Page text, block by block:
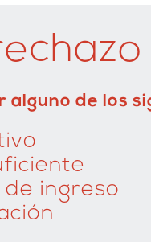
de los
ingreso